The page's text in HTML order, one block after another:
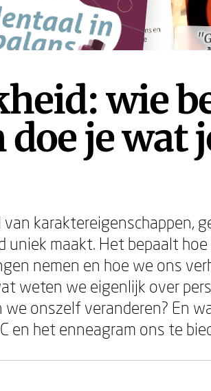
wie
je wat
karaktereigenschappen,
uniek maakt. Het bepaalt
nemen en hoe we ons
weten we eigenlijk over
onszelf veranderen? En
en het enneagram ons te